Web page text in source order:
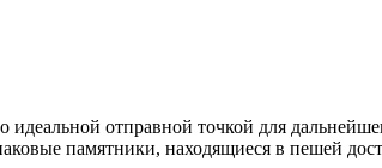
отправной точкой для
памятники, находящиеся в пешей